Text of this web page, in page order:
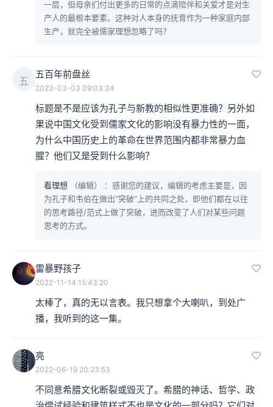
一层，但母亲们付出更多的日常的点滴陪伴和关爱才是对生
产人的最根本要素。这种对人本身的抚育作为一种家庭内部
生产，就完全被儒家理想忽略了吗？
五
五百年前盘丝
2023-03-03 09:03:34
标题是不是应该为孔子与新教的相似性更准确？另外如
果说中国文化受到儒家文化的影响没有暴力性的一面，
为什么中国历史上的革命在世界范围内都非常暴力血
腥？他们又是受到什么影响？
看理想 （编辑）
：感谢您的建议，编辑的考虑主要是，因
为孔子和韦伯在做出“突破”上的共同之处，即他们都在以往
的思考路径/范式上做了突破，进而改变了人们对某些问题
思考的方式。
雷暴野孩子
2022-11-14 15:43:20
太棒了，真的无以言表。我只想拿个大喇叭，到处广
播，我听到的这一集。
亮
2022-06-19 20:23:53
不同意希腊文化断裂或毁灭了。希腊的神话、哲学、政